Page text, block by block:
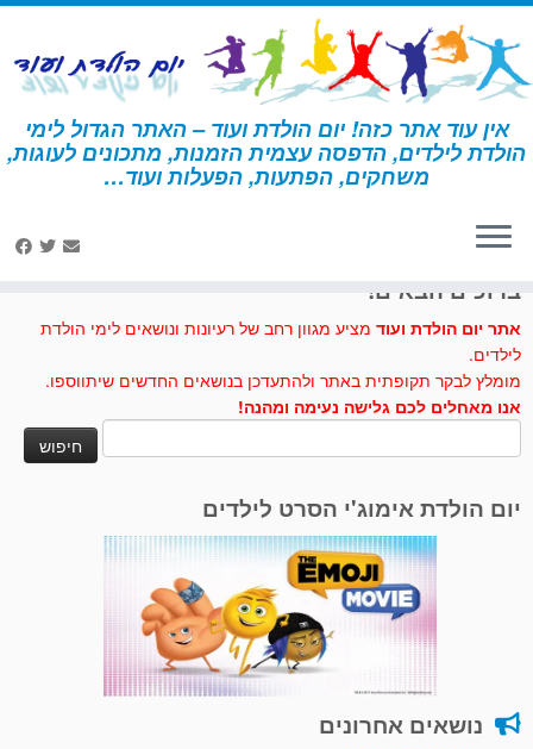
דלג
לתוכן
אין עוד אתר כזה! יום הולדת ועוד – האתר הגדול לימי
הולדת לילדים, הדפסה עצמית הזמנות, מתכונים לעוגות,
משחקים, הפתעות, הפעלות ועוד… דף הבית » תוף אפריקאי
ברוכים הבאים!
אתר יום הולדת ועוד מציע מגוון רחב של רעיונות ונושאים לימי הולדת
לילדים.
מומלץ לבקר תקופתית באתר ולהתעדכן בנושאים החדשים שיתווספו.
אנו מאחלים לכם גלישה נעימה ומהנה!
יום הולדת אימוג'י הסרט לילדים
נושאים אחרונים